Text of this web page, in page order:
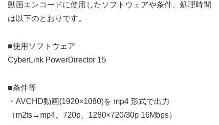
動画エンコードに使用したソフトウェアや条件、処理時間
は以下のとおりです。
■使用ソフトウェア
CyberLink PowerDirector 15
■条件等
・AVCHD動画(1920×1080)を mp4 形式で出力
（m2ts→mp4、720p、1280×720/30p 16Mbps）